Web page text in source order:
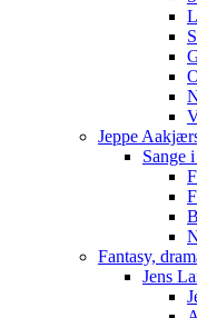
Jeppe
Sange
Fantasy,
Jens